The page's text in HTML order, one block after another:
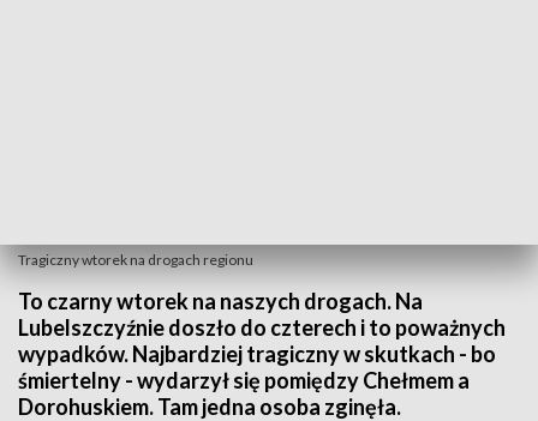
Tragiczny wtorek na drogach regionu
To czarny wtorek na naszych drogach. Na
Lubelszczyźnie doszło do czterech i to poważnych
wypadków. Najbardziej tragiczny w skutkach - bo
śmiertelny - wydarzył się pomiędzy Chełmem a
Dorohuskiem. Tam jedna osoba zginęła.